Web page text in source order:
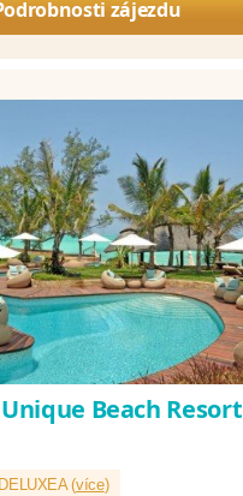
zájezdu
Beach Resort
(více)